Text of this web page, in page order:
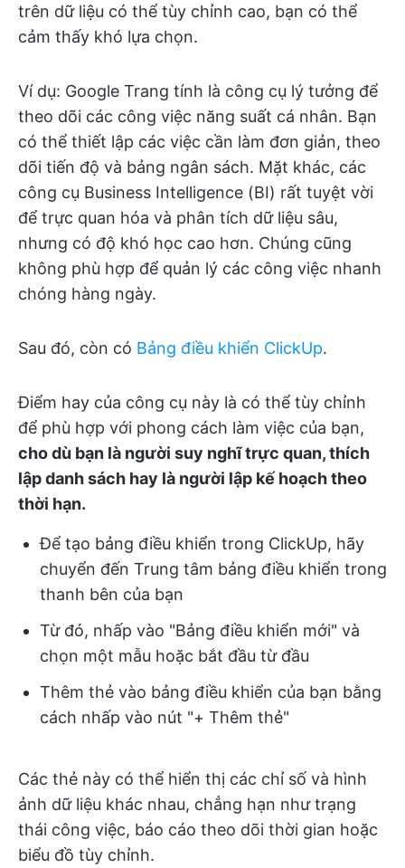
trên dữ liệu có thể tùy chỉnh cao, bạn có thể
cảm thấy khó lựa chọn.
Ví dụ: Google Trang tính là công cụ lý tưởng để
theo dõi các công việc năng suất cá nhân. Bạn
có thể thiết lập các việc cần làm đơn giản, theo
dõi tiến độ và bảng ngân sách. Mặt khác, các
công cụ Business Intelligence (BI) rất tuyệt vời
để trực quan hóa và phân tích dữ liệu sâu,
nhưng có độ khó học cao hơn. Chúng cũng
không phù hợp để quản lý các công việc nhanh
chóng hàng ngày.
Sau đó, còn có Bảng điều khiển ClickUp.
Điểm hay của công cụ này là có thể tùy chỉnh
để phù hợp với phong cách làm việc của bạn,
cho dù bạn là người suy nghĩ trực quan, thích
lập danh sách hay là người lập kế hoạch theo
thời hạn.
Để tạo bảng điều khiển trong ClickUp, hãy
chuyển đến Trung tâm bảng điều khiển trong
thanh bên của bạn
Từ đó, nhấp vào "Bảng điều khiển mới" và
chọn một mẫu hoặc bắt đầu từ đầu
Thêm thẻ vào bảng điều khiển của bạn bằng
cách nhấp vào nút "+ Thêm thẻ"
Các thẻ này có thể hiển thị các chỉ số và hình
ảnh dữ liệu khác nhau, chẳng hạn như trạng
thái công việc, báo cáo theo dõi thời gian hoặc
biểu đồ tùy chỉnh.